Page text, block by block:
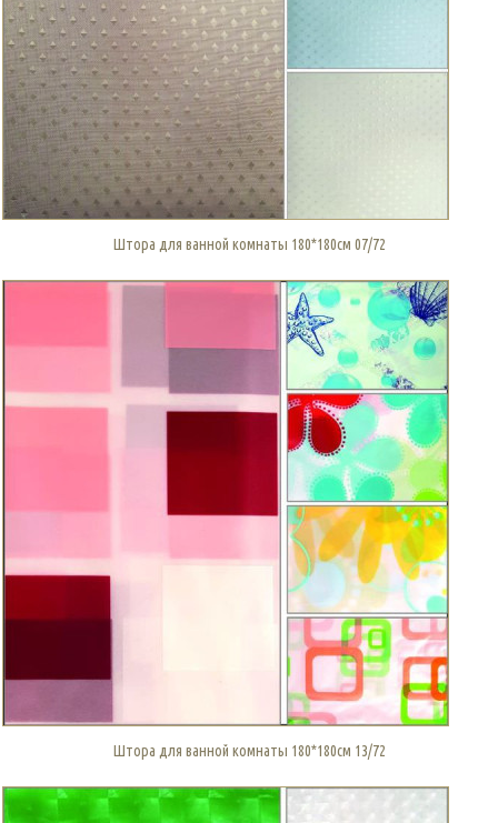
Штора для ванной комнаты 180*180см 07/72
Штора для ванной комнаты 180*180см 13/72